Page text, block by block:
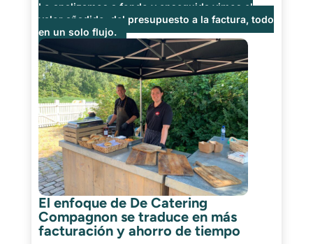
Lo analizamos a fondo y enseguida vimos el
valor añadido: del presupuesto a la factura, todo
en un solo flujo.
El enfoque de De Catering
Compagnon se traduce en más
facturación y ahorro de tiempo